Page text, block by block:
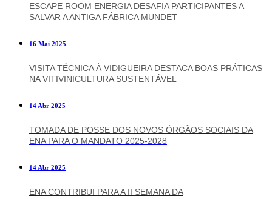
ESCAPE ROOM ENERGIA DESAFIA PARTICIPANTES A
SALVAR A ANTIGA FÁBRICA MUNDET
16 Mai 2025
VISITA TÉCNICA À VIDIGUEIRA DESTACA BOAS PRÁTICAS
NA VITIVINICULTURA SUSTENTÁVEL
14 Abr 2025
TOMADA DE POSSE DOS NOVOS ÓRGÃOS SOCIAIS DA
ENA PARA O MANDATO 2025-2028
14 Abr 2025
ENA CONTRIBUI PARA A II SEMANA DA